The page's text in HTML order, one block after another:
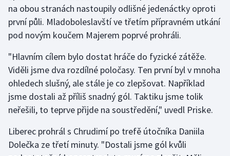
Jezdectví
Krasobruslení
Lezení
Moderní pětiboj
na obou stranách nastoupily odlišné jedenáctky oproti
první půli. Mladoboleslavští ve třetím přípravném utkání
pod novým koučem Majerem poprvé prohráli.
"Hlavním cílem bylo dostat hráče do fyzické zátěže.
Viděli jsme dva rozdílné poločasy. Ten první byl v mnoha
ohledech slušný, ale stále je co zlepšovat. Například
jsme dostali až příliš snadný gól. Taktiku jsme tolik
neřešili, to teprve přijde na soustředění," uvedl Priske.
Liberec prohrál s Chrudimí po trefě útočníka Daniila
Dolečka ze třetí minuty. "Dostali jsme gól kvůli